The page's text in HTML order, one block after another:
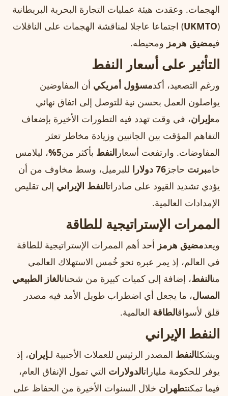
الهجمات. وعقدت هيئة عمليات التجارة البحرية البريطانية
(
UKMTO) اجتماعا عاجلا لمناقشة الهجمات على الناقلات
فيمضيق هرمز ومحيطه.
التأثير على أسعار النفط
ورغم التصعيد، أكدمسؤول أمريكي أن المفاوضين
يواصلون العمل بحسن نية للتوصل إلى اتفاق نهائي
معإيران، في وقت تهدد فيه التطورات الأخيرة بإضعاف
التفاهم المؤقت بين الجانبين وزيادة مخاطر تعثر
المفاوضات. وارتفعت أسعار النفط بأكثر من5%
، ليلامس
خامبرنت حاجز 76 دولارا
للبرميل، وسط مخاوف من أن
يؤدي تشديد القيود على صادراتالنفط الإيراني إلى تقليص
الإمدادات العالمية.
الممرات الإستراتيجية للطاقة
ويعدمضيق هرمز أحد أهم الممرات الإستراتيجية للطاقة
في العالم، إذ يمر عبره نحو خُمس الاستهلاك العالمي
منالنفط، إضافة إلى كميات كبيرة من شحناتالغاز الطبيعي
المسال، ما يجعل أي اضطراب طويل الأمد فيه مصدر
قلق لأسواقالطاقة العالمية.
النفط الإيراني
ويشكلالنفط المصدر الرئيس للعملات الأجنبية لـإيران، إذ
يوفر للحكومة ملياراتالدولارات التي تمول الإنفاق العام،
فيما تمكنتطهران خلال السنوات الأخيرة من الحفاظ على